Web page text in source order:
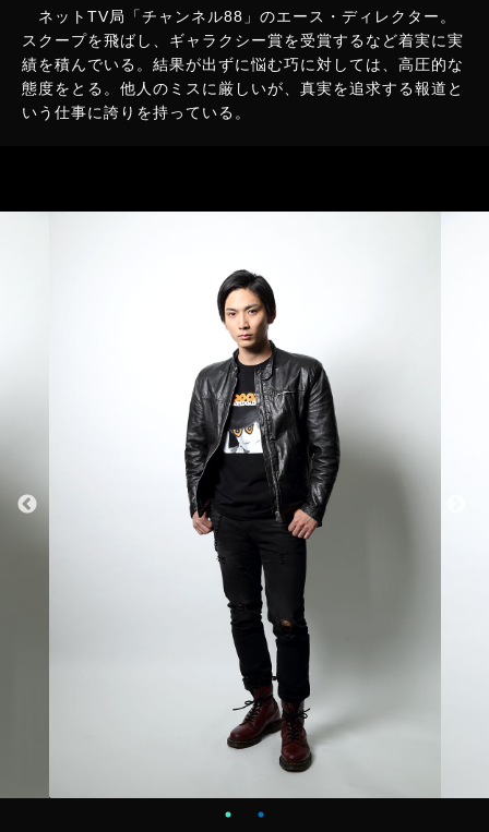
ネットTV局「チャンネル88」のエース・ディレクター。
スクープを飛ばし、ギャラクシー賞を受賞するなど着実に実
績を積んでいる。結果が出ずに悩む巧に対しては、高圧的な
態度をとる。他人のミスに厳しいが、真実を追求する報道と
いう仕事に誇りを持っている。